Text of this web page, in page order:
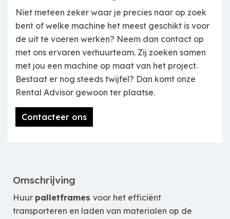
Niet meteen zeker waar je precies naar op zoek
bent of welke machine het meest geschikt is voor
de uit te voeren werken? Neem dan contact op
met ons ervaren verhuurteam. Zij zoeken samen
met jou een machine op maat van het project.
Bestaat er nog steeds twijfel? Dan komt onze
Rental Advisor gewoon ter plaatse.
Contacteer ons
Omschrijving
Huur palletframes voor het efficiënt
transporteren en laden van materialen op de